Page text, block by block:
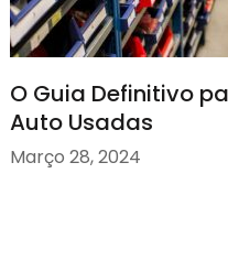
O Guia Definitivo
Auto Usadas
Março 28, 2024